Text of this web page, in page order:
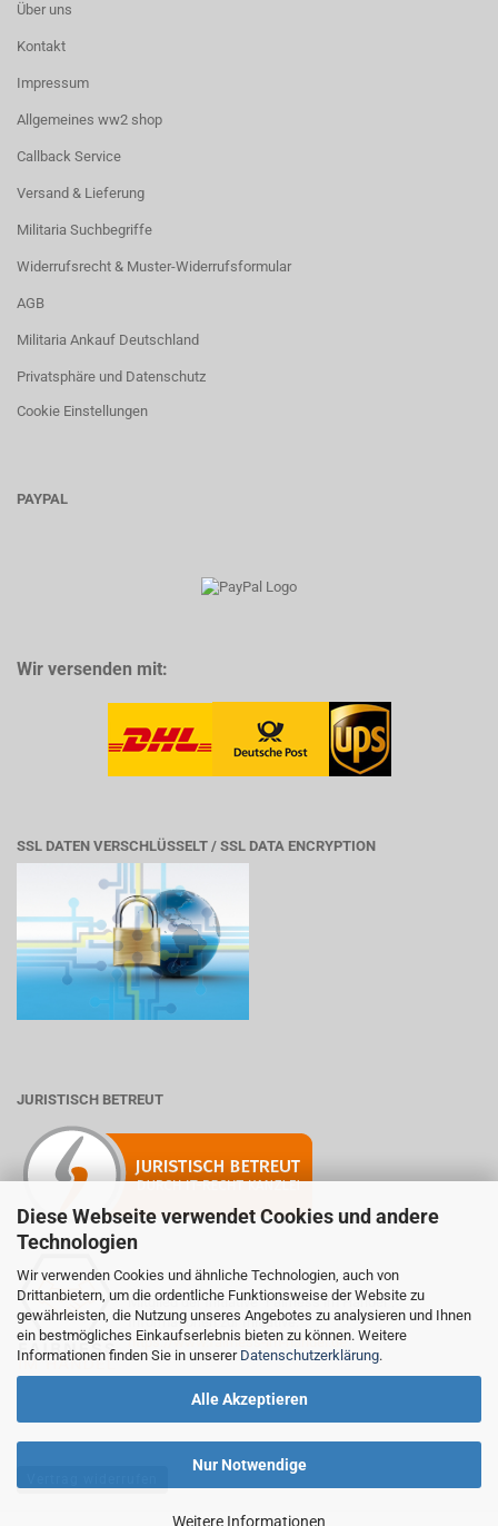
Diese Webseite verwendet Cookies und andere
Technologien
Wir verwenden Cookies und ähnliche Technologien, auch von
Drittanbietern, um die ordentliche Funktionsweise der Website zu
gewährleisten, die Nutzung unseres Angebotes zu analysieren und Ihnen
ein bestmögliches Einkaufserlebnis bieten zu können. Weitere
Informationen finden Sie in unserer Datenschutzerklärung.
Alle Akzeptieren
Nur Notwendige
Weitere Informationen
Über uns
Kontakt
Impressum
Allgemeines ww2 shop
Callback Service
Versand & Lieferung
Militaria Suchbegriffe
Widerrufsrecht & Muster-Widerrufsformular
AGB
Militaria Ankauf Deutschland
Privatsphäre und Datenschutz
Cookie Einstellungen
PAYPAL
Wir versenden mit:
SSL DATEN VERSCHLÜSSELT / SSL DATA ENCRYPTION
JURISTISCH BETREUT
Mitglied der Initiative "Fairness im Handel".
Informationen zur Initiative:
https://www.fairness-im-handel.de